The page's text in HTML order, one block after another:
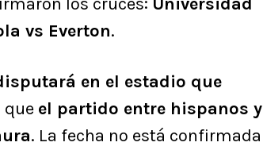
vs Everton.
en el estadio que
que el partido entre hispanos y
. La fecha no está confirmada